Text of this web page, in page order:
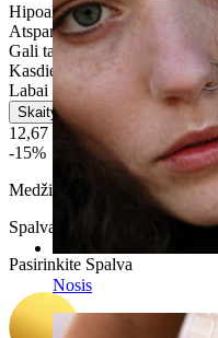
Nosis
Hipoalerginis
Atsparus vandeniui
Gali tarnauti visą gyvenimą
Kasdienio naudojimo
Labai lengvas
Skaityti daugiau
12,67 €
14,90 €
-15%
Medžiaga:
Spalva
Pasirinkite Spalva